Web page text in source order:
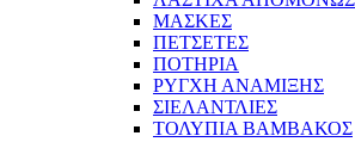
ΜΑΣΚΕΣ
ΠΕΤΣΕΤΕΣ
ΠΟΤΗΡΙΑ
ΡΥΓΧΗ ΑΝΑΜΙΞΗΣ
ΣΙΕΛΑΝΤΛΙΕΣ
ΤΟΛΥΠΙΑ ΒΑΜΒΑΚΟΣ